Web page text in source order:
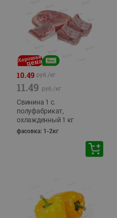
10.49 руб./кг
11.49 руб./кг
Свинина 1 с.
полуфабрикат,
охлажденный 1 кг
фасовка: 1-2кг